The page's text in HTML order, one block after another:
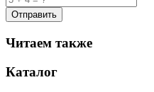
Читаем также
Каталог